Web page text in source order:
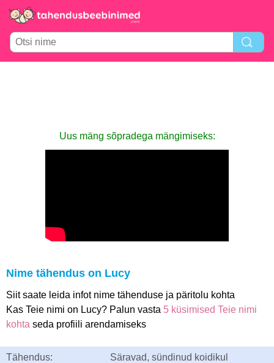
Uus mäng sõpradega mängimiseks:
Nime tähendus on Lucy
Siit saate leida infot nime tähenduse ja päritolu kohta
Kas Teie nimi on Lucy? Palun vasta 5 küsimised Teie nimi
kohta seda profiili arendamiseks
Tähendus: Säravad, sündinud koidikul